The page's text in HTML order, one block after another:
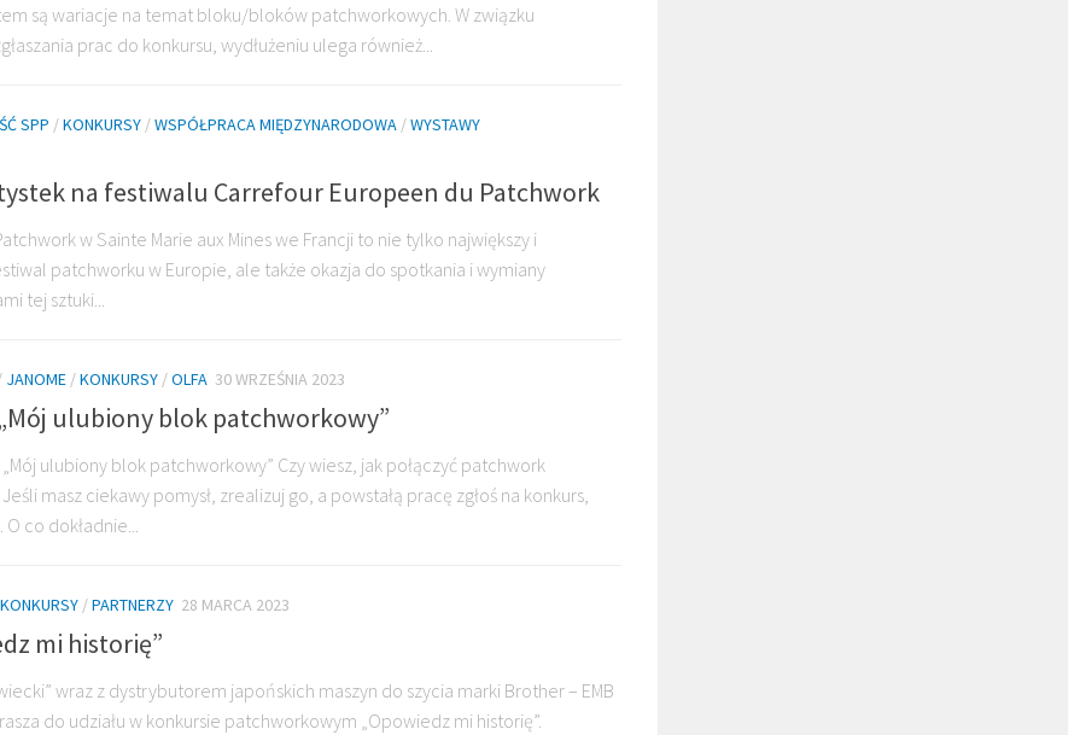
są wariacje na temat bloku/bloków patchworkowych. W związku
prac do konkursu, wydłużeniu ulega również...
SPP /KONKURSY /WSPÓŁPRACA MIĘDZYNARODOWA /WYSTAWY
na festiwalu Carrefour Europeen du Patchwork
w Sainte Marie aux Mines we Francji to nie tylko największy i
patchworku w Europie, ale także okazja do spotkania i wymiany
tej sztuki...
JANOME /KONKURSY /OLFA 30 WRZEŚNIA 2023
„Mój ulubiony blok patchworkowy”
„Mój ulubiony blok patchworkowy” Czy wiesz, jak połączyć patchwork
masz ciekawy pomysł, zrealizuj go, a powstałą pracę zgłoś na konkurs,
O co dokładnie...
KONKURSY /PARTNERZY 28 MARCA 2023
mi historię”
wraz z dystrybutorem japońskich maszyn do szycia marki Brother – EMB
do udziału w konkursie patchworkowym „Opowiedz mi historię”.